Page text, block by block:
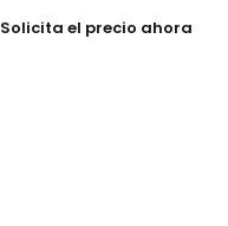
Solicita el precio ahora